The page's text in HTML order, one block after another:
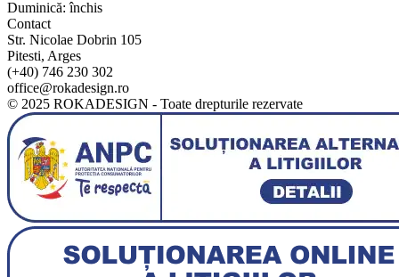
Duminică: închis
Contact
Str. Nicolae Dobrin 105
Pitesti, Arges
(+40) 746 230 302
office@rokadesign.ro
© 2025 ROKADESIGN - Toate drepturile rezervate